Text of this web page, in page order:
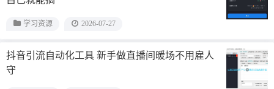
学习资源 2026-07-27
抖音引流自动化工具 新手做直播间暖场不用雇人
守